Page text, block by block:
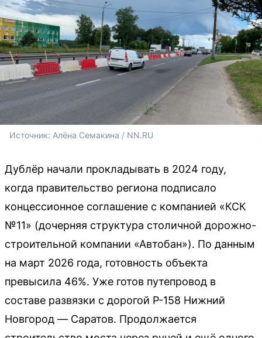
Источник: Алёна Семакина / NN.RU
Дублёр начали прокладывать в 2024 году,
когда правительство региона подписало
концессионное соглашение с компанией «КСК
№11» (дочерняя структура столичной дорожно-
строительной компании «Автобан»). По данным
на март 2026 года, готовность объекта
превысила 46%. Уже готов путепровод в
составе развязки с дорогой Р-158 Нижний
Новгород — Саратов. Продолжается